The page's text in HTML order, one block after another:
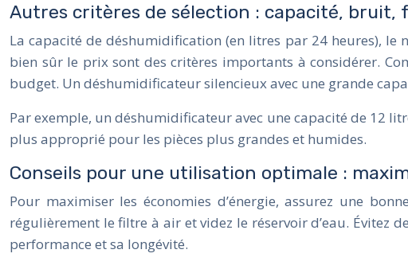
Autres critères de sélection : capacité, bruit,
La capacité de déshumidification (en litres par 24 heures), le
bien sûr le prix sont des critères importants à considérer.
budget. Un déshumidificateur silencieux avec une grande
Par exemple, un déshumidificateur avec une capacité de 12
plus approprié pour les pièces plus grandes et humides.
Conseils pour une utilisation optimale :
Pour maximiser les économies d’énergie, assurez une
régulièrement le filtre à air et videz le réservoir d’eau. Évitez
performance et sa longévité.